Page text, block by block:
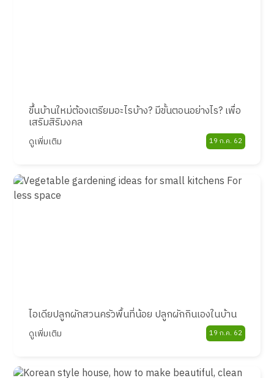
ขึ้นบ้านใหม่ต้องเตรียมอะไรบ้าง? มีขั้นตอนอย่างไร? เพื่อ
เสริมสิริมงคล
ดูเพิ่มเติม 19 ก.ค. 62
ไอเดียปลูกผักสวนครัวพื้นที่น้อย ปลูกผักกินเองในบ้าน
ดูเพิ่มเติม 19 ก.ค. 62